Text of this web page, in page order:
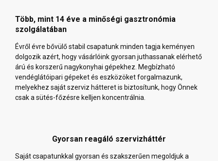
Több, mint 14 éve a minőségi gasztronómia
szolgálatában
Évről évre bővülő stabil csapatunk minden tagja keményen
dolgozik azért, hogy vásárlóink gyorsan juthassanak elérhető
árú és korszerű nagykonyhai gépekhez. Megbízható
vendéglátóipari gépeket és eszközöket forgalmazunk,
melyekhez saját szerviz hátteret is biztosítunk, hogy Önnek
csak a sütés-főzésre kelljen koncentrálnia.
Gyorsan reagáló szervizháttér
Saját csapatunkkal gyorsan és szakszerűen megoldjuk a